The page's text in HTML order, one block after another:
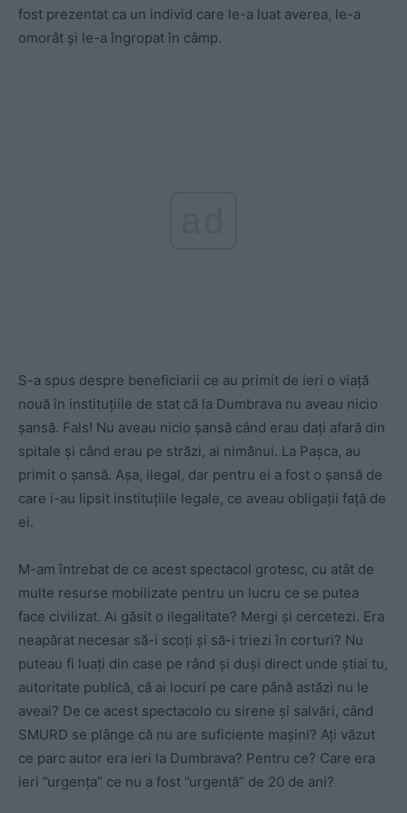
fost prezentat ca un individ care le-a luat averea, le-a
omorât și le-a îngropat în câmp.
S-a spus despre beneficiarii ce au primit de ieri o viață
nouă în instituțiile de stat că la Dumbrava nu aveau nicio
șansă. Fals! Nu aveau nicio șansă când erau dați afară din
spitale și când erau pe străzi, ai nimănui. La Pașca, au
primit o șansă. Așa, ilegal, dar pentru ei a fost o șansă de
care i-au lipsit instituțiile legale, ce aveau obligații față de
ei.
M-am întrebat de ce acest spectacol grotesc, cu atât de
multe resurse mobilizate pentru un lucru ce se putea
face civilizat. Ai găsit o ilegalitate? Mergi și cercetezi. Era
neapărat necesar să-i scoți și să-i triezi în corturi? Nu
puteau fi luați din case pe rând și duși direct unde știai tu,
autoritate publică, că ai locuri pe care până astăzi nu le
aveai? De ce acest spectacolo cu sirene și salvări, când
SMURD se plânge că nu are suficiente mașini? Ați văzut
ce parc autor era ieri la Dumbrava? Pentru ce? Care era
ieri ”urgența” ce nu a fost ”urgentă” de 20 de ani?